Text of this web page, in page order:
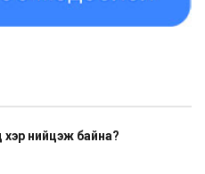
нийцэж байна?